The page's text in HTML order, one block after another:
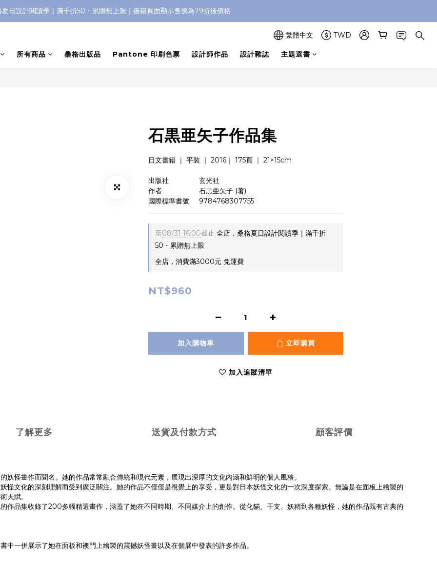
夏日設計閱讀季｜滿千折50・累贈無上限｜書籍頁面顯示售價為79折後價格
繁體中文 TWD
所有商品 桑格出版品 Pantone 印刷色票 設計師作品 設計雜誌 主題選書
石黒亜矢子作品集
日文書籍 ｜ 平裝 ｜ 2016｜ 175頁 ｜ 21×15cm
出版社　　　     玄光社
作者　　　　     石黒亜矢子 (著)
國際標準書號     9784768307755
至08/31 16:00截止 全店，桑格夏日設計閱讀季｜滿千折
50・累贈無上限
全店，消費滿3000元 免運費
NT$960
加入購物車 立即購買
加入追蹤清單
了解更多 送貨及付款方式 顧客評價
怪畫作而聞名。她的作品常常融合傳統和現代元素，展現出深厚的文化內涵和鮮明的個人風格。
怪文化的深刻理解而受到廣泛關注。她的作品不僅僅是視覺上的享受，更是對日本妖怪文化的一次深度探索。無論是在面板上繪製的
天賦。
作品集收錄了200多幅精選畫作，涵蓋了她在不同時期、不同媒介上的創作。從化貓、干支、妖精到各種妖怪，她的作品既有古典的
一併展示了她在面板和襖門上繪製的震撼妖怪畫以及在個展中發表的許多作品。